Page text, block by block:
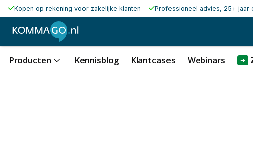
Kopen op rekening voor zakelijke klanten Professioneel advies, 25+ jaar
Producten Kennisblog Klantcases Webinars ➜